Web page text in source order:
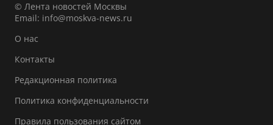
© Лента новостей Москвы
Email: info@moskva-news.ru
О нас
Контакты
Редакционная политика
Политика конфиденциальности
Правила пользования сайтом